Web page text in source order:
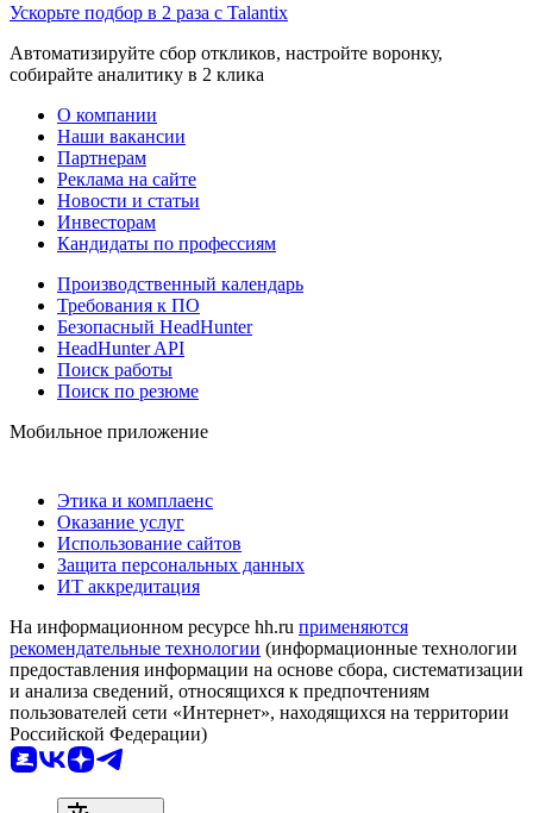
Ускорьте подбор в 2 раза с Talantix
Автоматизируйте сбор откликов, настройте воронку,
собирайте аналитику в 2 клика
О компании
Наши вакансии
Партнерам
Реклама на сайте
Новости и статьи
Инвесторам
Кандидаты по профессиям
Производственный календарь
Требования к ПО
Безопасный HeadHunter
HeadHunter API
Поиск работы
Поиск по резюме
Мобильное приложение
Этика и комплаенс
Оказание услуг
Использование сайтов
Защита персональных данных
ИТ аккредитация
На информационном ресурсе hh.ru применяются
рекомендательные технологии (информационные технологии
предоставления информации на основе сбора, систематизации
и анализа сведений, относящихся к предпочтениям
пользователей сети «Интернет», находящихся на территории
Российской Федерации)